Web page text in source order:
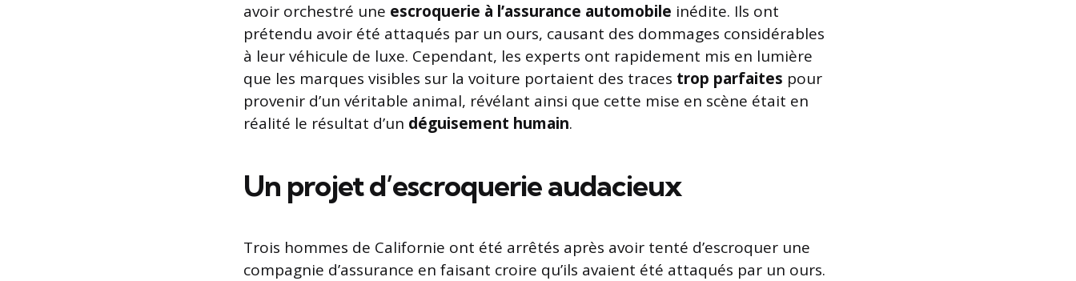
avoir orchestré une escroquerie à l’assurance automobile inédite. Ils ont
prétendu avoir été attaqués par un ours, causant des dommages considérables
à leur véhicule de luxe. Cependant, les experts ont rapidement mis en lumière
que les marques visibles sur la voiture portaient des traces trop parfaites pour
provenir d’un véritable animal, révélant ainsi que cette mise en scène était en
réalité le résultat d’un déguisement humain.
Un projet d’escroquerie audacieux
Trois hommes de Californie ont été arrêtés après avoir tenté d’escroquer une
compagnie d’assurance en faisant croire qu’ils avaient été attaqués par un ours.